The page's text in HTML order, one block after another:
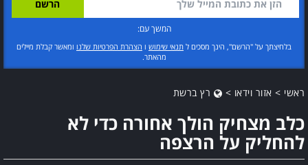
המשך עם:
בלחיצתך על "הרשם", הינך מסכים ל תנאי שימוש ו הצהרת הפרטיות שלנו ומאשר קבלת מיילים
מהאתר.
ראשי > אזור וידאו > רץ ברשת
כלב מצחיק הולך אחורה כדי לא
להחליק על הרצפה